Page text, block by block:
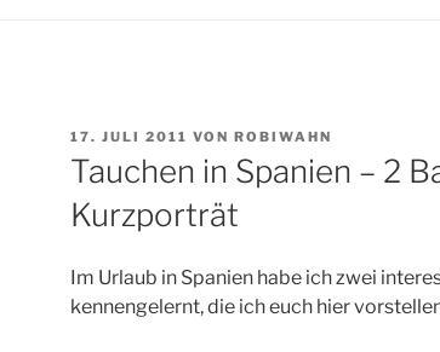
VERÖFFENTLICHT
AM
17. JULI 2011 VON ROBIWAHN
Tauchen in Spanien – 2
Kurzporträt
Im Urlaub in Spanien habe ich zwei
kennengelernt, die ich euch hier